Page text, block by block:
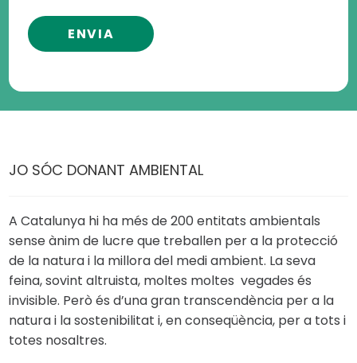
JO SÓC DONANT AMBIENTAL
A Catalunya hi ha més de 200 entitats ambientals
sense ànim de lucre que treballen per a la protecció
de la natura i la millora del medi ambient. La seva
feina, sovint altruista, moltes moltes vegades és
invisible. Però és d’una gran transcendència per a la
natura i la sostenibilitat i, en conseqüència, per a tots i
totes nosaltres.